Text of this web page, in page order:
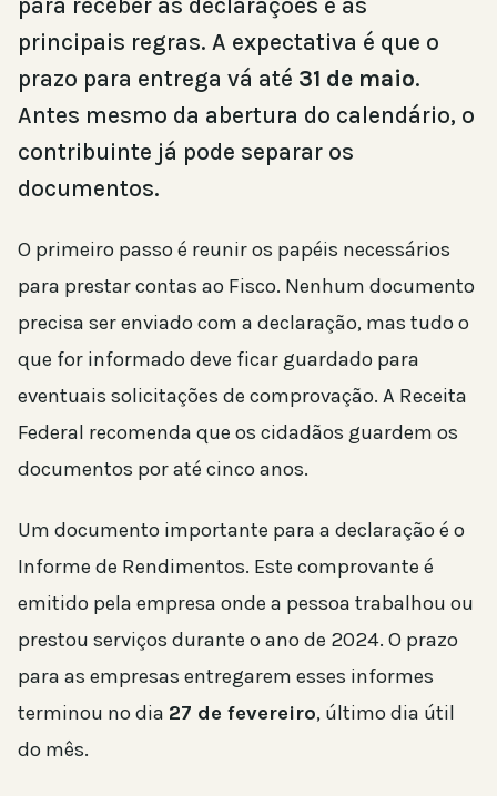
principais regras. A expectativa é que o
prazo para entrega vá até 31 de maio.
Antes mesmo da abertura do calendário, o
contribuinte já pode separar os
documentos.
O primeiro passo é reunir os papéis necessários
para prestar contas ao Fisco. Nenhum documento
precisa ser enviado com a declaração, mas tudo o
que for informado deve ficar guardado para
eventuais solicitações de comprovação. A Receita
Federal recomenda que os cidadãos guardem os
documentos por até cinco anos.
Um documento importante para a declaração é o
Informe de Rendimentos. Este comprovante é
emitido pela empresa onde a pessoa trabalhou ou
prestou serviços durante o ano de 2024. O prazo
para as empresas entregarem esses informes
terminou no dia 27 de fevereiro, último dia útil
do mês.